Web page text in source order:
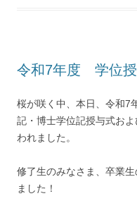
令和7年度 学位授
桜が咲く中、本日、令和7
記・博士学位記授与式お
われました。
修了生のみなさま、卒業
ました！